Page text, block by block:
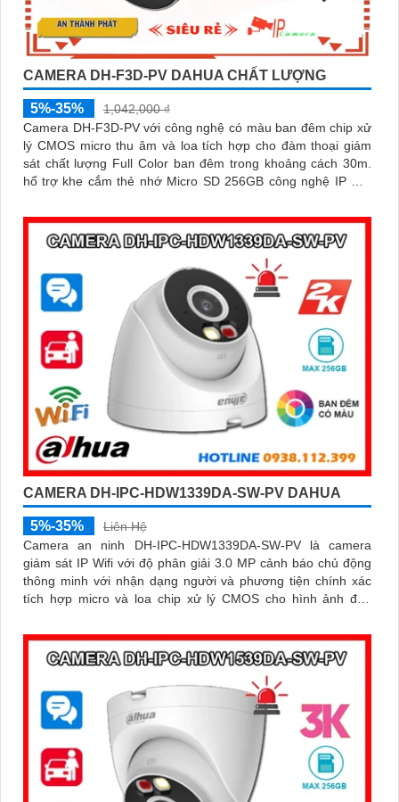
CAMERA DH-F3D-PV DAHUA CHẤT LƯỢNG
5%-35%
1,042,000 ₫
Camera DH-F3D-PV với công nghệ có màu ban đêm chip xử
lý CMOS micro thu âm và loa tích hợp cho đàm thoại giám
sát chất lượng Full Color ban đêm trong khoảng cách 30m.
hổ trợ khe cắm thẻ nhớ Micro SD 256GB công nghệ IP Wifi
CAMERA DH-IPC-HDW1339DA-SW-PV DAHUA
5%-35%
Liên Hệ
Camera an ninh DH-IPC-HDW1339DA-SW-PV là camera
giám sát IP Wifi với độ phân giải 3.0 MP cảnh báo chủ động
thông minh với nhận dạng người và phương tiện chính xác
tích hợp micro và loa chip xử lý CMOS cho hình ảnh đẹp
30m, phù hợp lắp đặt cho gia đình, văn phòng, cửa hàng,